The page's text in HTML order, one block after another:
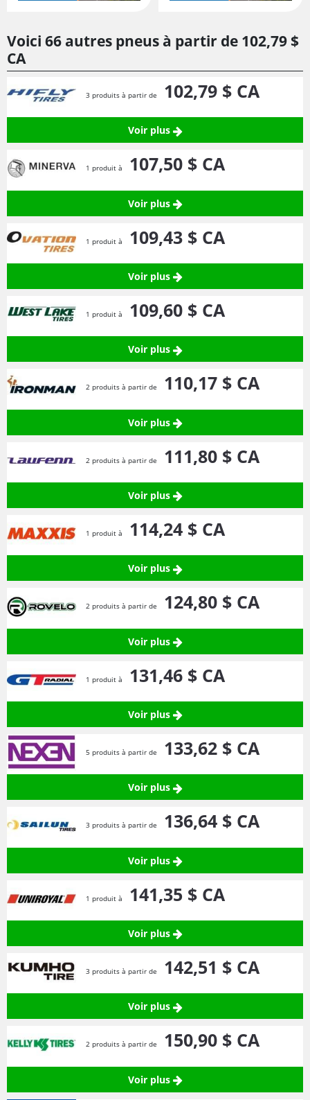
Voici 66 autres pneus à partir de 102,79 $
CA
3 produits à partir de 102,79 $ CA
Voir plus
1 produit à 107,50 $ CA
Voir plus
1 produit à 109,43 $ CA
Voir plus
1 produit à 109,60 $ CA
Voir plus
2 produits à partir de 110,17 $ CA
Voir plus
2 produits à partir de 111,80 $ CA
Voir plus
1 produit à 114,24 $ CA
Voir plus
2 produits à partir de 124,80 $ CA
Voir plus
1 produit à 131,46 $ CA
Voir plus
5 produits à partir de 133,62 $ CA
Voir plus
3 produits à partir de 136,64 $ CA
Voir plus
1 produit à 141,35 $ CA
Voir plus
3 produits à partir de 142,51 $ CA
Voir plus
2 produits à partir de 150,90 $ CA
Voir plus